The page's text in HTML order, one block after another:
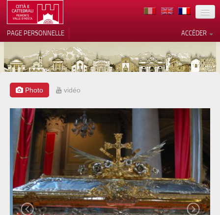
TERRITOIRE
ARCHITECTURE
MUSÉES
ITINÉRAIRES
EVÉNEMENTS
ACCUEIL
BÉNÉVOLES
CONTACTS
PRESS
ACCÉDER
PAGE PERSONNELLE
Photo vidéo
Notification lors de la collecte
Vos choix en matière de